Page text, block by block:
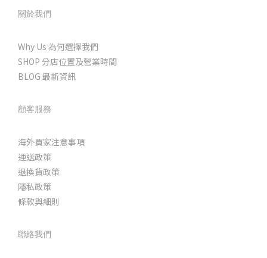
關於我們
Why Us 為何選擇我們
SHOP 分店位置及營業時間
BLOG 最新資訊
顧客服務
海外買家注意事項
運送政策
退換貨政策
隱私政策
條款與細則
聯絡我們